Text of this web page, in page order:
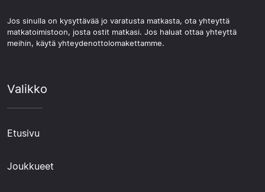
Jos sinulla on kysyttävää jo varatusta matkasta, ota yhteyttä
matkatoimistoon, josta ostit matkasi. Jos haluat ottaa yhteyttä
meihin, käytä yhteydenottolomakettamme.
Valikko
Etusivu
Joukkueet